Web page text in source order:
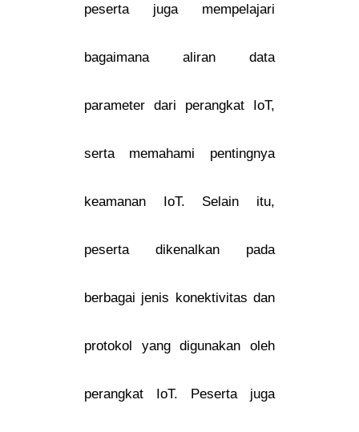
peserta juga mempelajari
bagaimana aliran data
parameter dari perangkat IoT,
serta memahami pentingnya
keamanan IoT. Selain itu,
peserta dikenalkan pada
berbagai jenis konektivitas dan
protokol yang digunakan oleh
perangkat IoT. Peserta juga